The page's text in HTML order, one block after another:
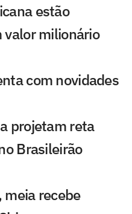
estão
valor milionário
com novidades
projetam reta
Brasileirão
meia recebe